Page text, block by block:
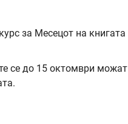
се до 15 октомври